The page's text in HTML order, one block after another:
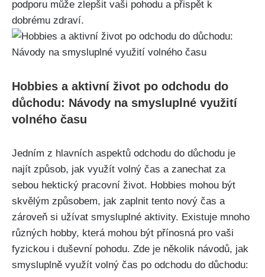
podporu může zlepšit vaši pohodu a přispět k
dobrému zdraví.
Hobbies a aktivní život po odchodu do
důchodu: Návody na smysluplné využití
volného času
Jedním z hlavních aspektů odchodu do důchodu je
najít způsob, jak využít volný čas a zanechat za
sebou hektický pracovní život. Hobbies mohou být
skvělým způsobem, jak zaplnit tento nový čas a
zároveň si užívat smysluplné aktivity. Existuje mnoho
různých hobby, která mohou být přínosná pro vaši
fyzickou i duševní pohodu. Zde je několik návodů, jak
smysluplně využít volný čas po odchodu do důchodu: